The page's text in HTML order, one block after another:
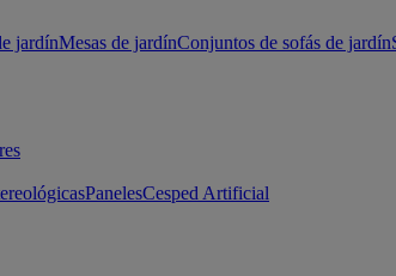
jardínMesas de jardínConjuntos de sofás de jardín
PanelesCesped Artificial